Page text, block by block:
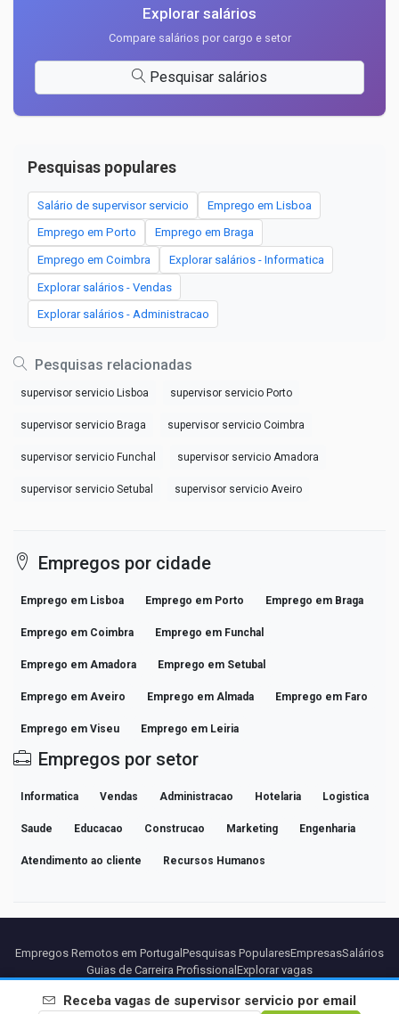
Explorar salários
Compare salários por cargo e setor
Pesquisar salários
Pesquisas populares
Salário de supervisor servicio Emprego em Lisboa
Emprego em Porto Emprego em Braga
Emprego em Coimbra Explorar salários - Informatica
Explorar salários - Vendas
Explorar salários - Administracao
Pesquisas relacionadas
supervisor servicio Lisboa supervisor servicio Porto
supervisor servicio Braga supervisor servicio Coimbra
supervisor servicio Funchal supervisor servicio Amadora
supervisor servicio Setubal supervisor servicio Aveiro
Empregos por cidade
Emprego em Lisboa Emprego em Porto Emprego em Braga
Emprego em Coimbra Emprego em Funchal
Emprego em Amadora Emprego em Setubal
Emprego em Aveiro Emprego em Almada Emprego em Faro
Emprego em Viseu Emprego em Leiria
Empregos por setor
Informatica Vendas Administracao Hotelaria Logistica
Saude Educacao Construcao Marketing Engenharia
Atendimento ao cliente Recursos Humanos
Receba vagas de supervisor servicio por email
Empregos Remotos em Portugal Pesquisas PopularesEmpresasSalários
Guias de Carreira Profissional Explorar vagas